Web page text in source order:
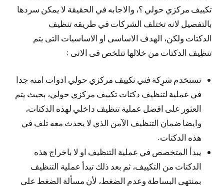
تكييف مركزي حولي ؟، والاجابه في الحقيقة لا يمكن سردها
بالتفصيل لانه تختلف الشركات في طريقه تنظيف
الدكتات ولكن، الهدف الاساسى او الاساسيات التى يتم
تنظِيف الدكتات من خلالها تتلخص فى الاتى :
تستخدم شرِكة فني تكييف مركزي حولي ادوات امنه جدا
في عملية لتنظيف دكتات تكييف مركزي حولي، بحيث يتم
العثور على افضل عملية تنظيف داخلي لهذه الدكتات،
وايضا ضمان التنظيف الآمن الذي لا يحدث معه تلف في
هذه الدكتات.
يبدأ المتخصص في عملية التنظيف او لا باخراج هذه
الدكتات من التكييف، ثم بعد ذلك تبدأ عملية التنظيف
بمنتهى البساطة وعدم الضغط، لأن مسألة الضغط على